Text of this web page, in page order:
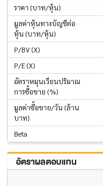
ราคา (บาท/หุ้น)
มูลค่าหุ้นทางบัญชีต่อ
หุ้น (บาท/หุ้น)
P/BV (X)
P/E (X)
อัตราหมุนเวียนปริมาณ
การซื้อขาย (%)
มูลค่าซื้อขาย/วัน (ล้าน
บาท)
Beta
อัตราผลตอบแทน